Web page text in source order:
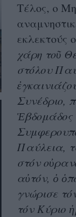
Τέλος, ο
εκλεκτούς
χάρη τοῦ
στόλου
Συνέδριο,
Ἑβδομάδος
Παύλεια,
στόν
αὐτόν, ὁ
γνώρισε
τόν Κύριο